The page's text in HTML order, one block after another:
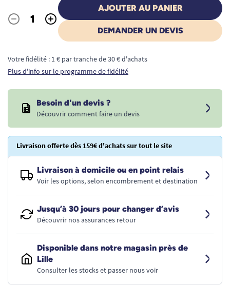
Quantité
- +
AJOUTER AU PANIER
DEMANDER UN DEVIS
Votre fidélité : 1 € par tranche de 30 € d'achats
Plus d'info sur le programme de fidélité
Besoin d'un devis ?
Découvrir comment faire un devis
Livraison offerte dès 159€ d'achats sur tout le site
Livraison à domicile ou en point relais
Voir les options, selon encombrement et destination
Jusqu’à 30 jours pour changer d’avis
Découvrir nos assurances retour
Disponible dans notre magasin près de
Lille
Consulter les stocks et passer nous voir